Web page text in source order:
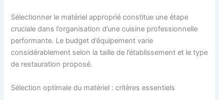
Sélectionner le matériel approprié constitue une étape
cruciale dans l’organisation d’une cuisine professionnelle
performante. Le budget d’équipement varie
considérablement selon la taille de l’établissement et le type
de restauration proposé.
Sélection optimale du matériel : critères essentiels